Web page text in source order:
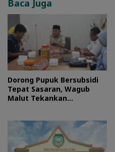
Baca Juga
Dorong Pupuk Bersubsidi
Tepat Sasaran, Wagub
Malut Tekankan